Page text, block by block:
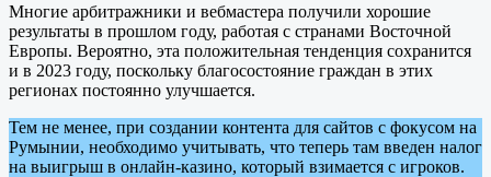
Многие арбитражники и вебмастера получили хорошие
результаты в прошлом году, работая с странами Восточной
Европы. Вероятно, эта положительная тенденция сохранится
и в 2023 году, поскольку благосостояние граждан в этих
регионах постоянно улучшается.
Тем не менее, при создании контента для сайтов с фокусом на
Румынии, необходимо учитывать, что теперь там введен налог
на выигрыш в онлайн-казино, который взимается с игроков.